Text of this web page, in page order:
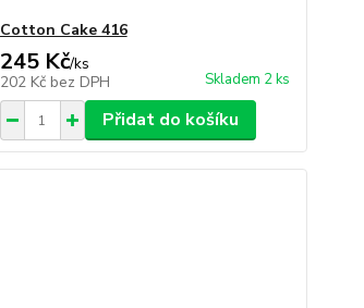
Cotton Cake 416
245 Kč/ks
202 Kč bez DPH Skladem 2 ks
Přidat do košíku